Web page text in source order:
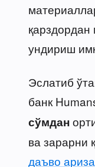
ундириш
Эслатиб
банк
сўмдан
ва зарарни
даъво